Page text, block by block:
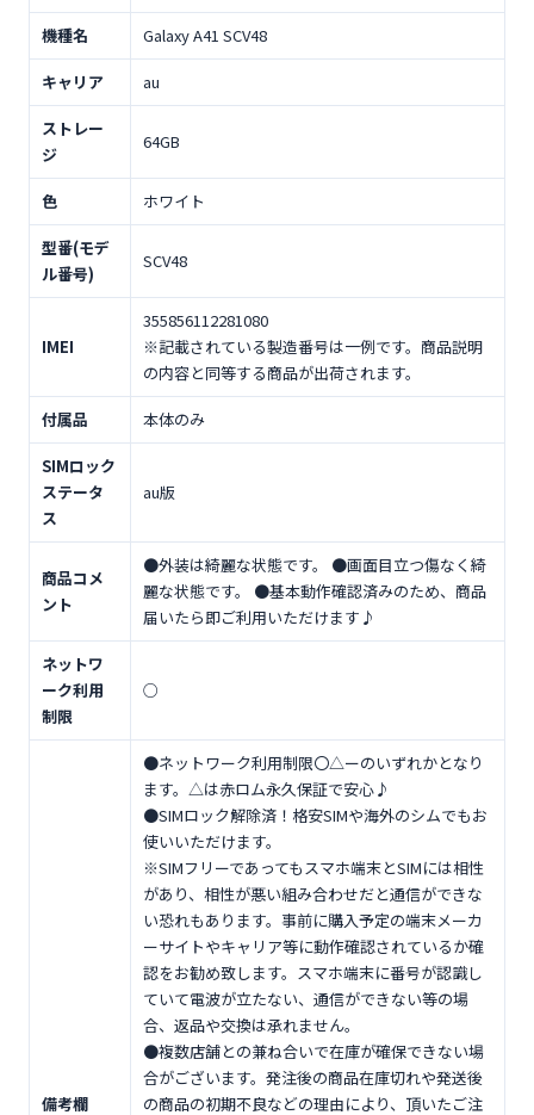
機種名 Galaxy A41 SCV48
キャリア au
ストレー
ジ
64GB
色 ホワイト
型番(モデ
ル番号)
SCV48
IMEI
355856112281080
※記載されている製造番号は一例です。商品説明
の内容と同等する商品が出荷されます。
付属品 本体のみ
SIMロック
ステータ
ス
au版
商品コメ
ント
●外装は綺麗な状態です。 ●画面目立つ傷なく綺
麗な状態です。 ●基本動作確認済みのため、商品
届いたら即ご利用いただけます♪
ネットワ
ーク利用
制限
○
備考欄
●ネットワーク利用制限〇△ーのいずれかとなり
ます。△は赤ロム永久保証で安心♪
●SIMロック解除済！格安SIMや海外のシムでもお
使いいただけます。
※SIMフリーであってもスマホ端末とSIMには相性
があり、相性が悪い組み合わせだと通信ができな
い恐れもあります。事前に購入予定の端末メーカ
ーサイトやキャリア等に動作確認されているか確
認をお勧め致します。スマホ端末に番号が認識し
ていて電波が立たない、通信ができない等の場
合、返品や交換は承れません。
●複数店舗との兼ね合いで在庫が確保できない場
合がございます。発注後の商品在庫切れや発送後
の商品の初期不良などの理由により、頂いたご注